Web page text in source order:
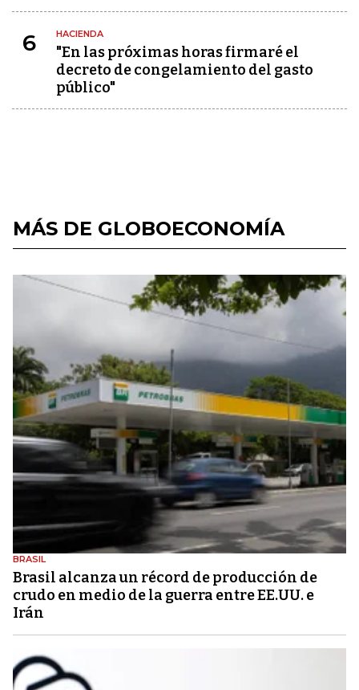
6 HACIENDA
"En las próximas horas firmaré el
decreto de congelamiento del gasto
público"
MÁS DE GLOBOECONOMÍA
BRASIL
Brasil alcanza un récord de producción de
crudo en medio de la guerra entre EE.UU. e
Irán